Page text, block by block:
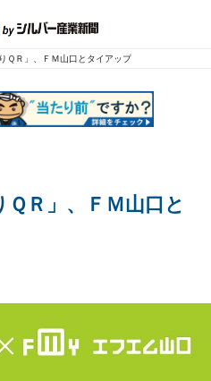
ＱＲ」、ＦＭ山口とタイアップ
Ｒ」、ＦＭ山口と